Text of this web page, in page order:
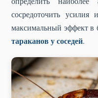
сосредоточить
максимальный эффект в
тараканов у соседей.